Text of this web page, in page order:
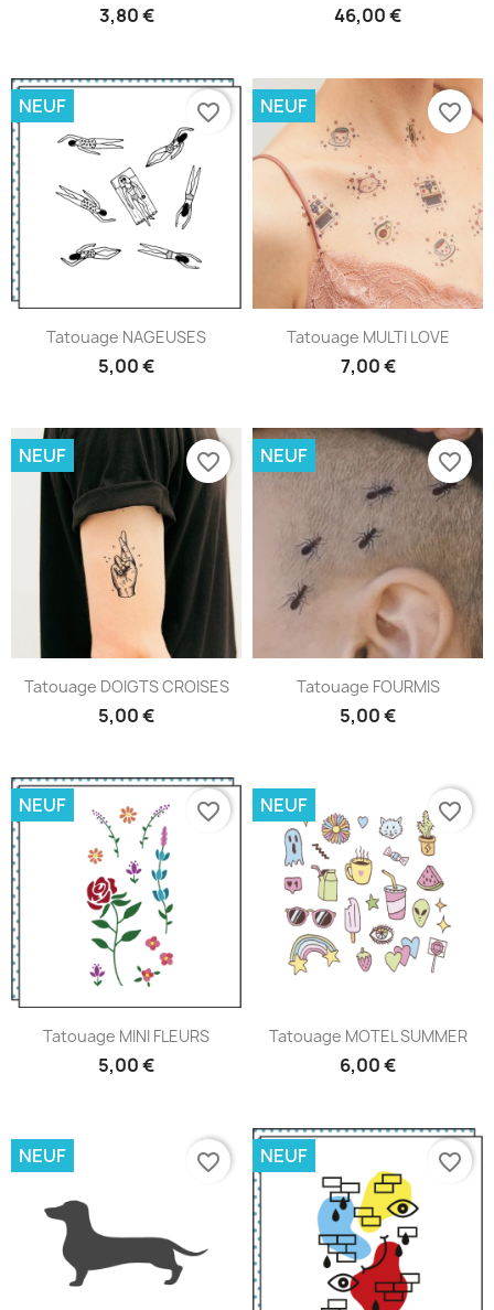
3,80 € 46,00 €
Tatouage NAGEUSES
5,00 €
NEUF favorite_border
Tatouage MULTI LOVE
7,00 €
NEUF favorite_border
Tatouage DOIGTS CROISES
5,00 €
NEUF favorite_border
Tatouage FOURMIS
5,00 €
NEUF favorite_border
Tatouage MINI FLEURS
5,00 €
NEUF favorite_border
Tatouage MOTEL SUMMER
6,00 €
NEUF favorite_border
NEUF favorite_border NEUF favorite_border